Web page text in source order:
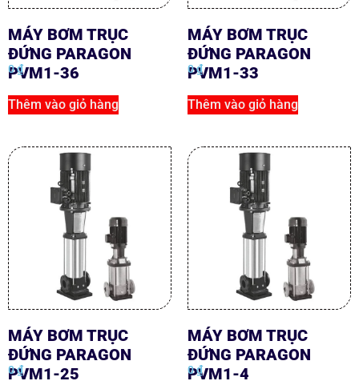
MÁY BƠM TRỤC
ĐỨNG PARAGON
PVM1-36
0₫
Thêm vào giỏ hàng
MÁY BƠM TRỤC
ĐỨNG PARAGON
PVM1-33
0₫
Thêm vào giỏ hàng
MÁY BƠM TRỤC
ĐỨNG PARAGON
PVM1-25
0₫
MÁY BƠM TRỤC
ĐỨNG PARAGON
PVM1-4
0₫